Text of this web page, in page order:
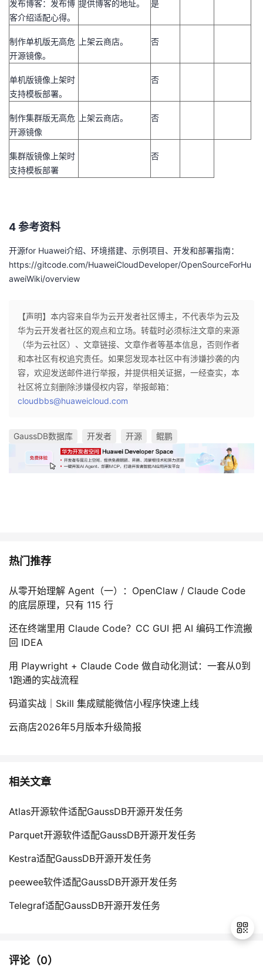
发布博客：发布博
客介绍适配心得。
提供博客的地址。 是
制作单机版无高危
开源镜像。
上架云商店。 否
单机版镜像上架时
支持模板部署。
否
制作集群版无高危
开源镜像
上架云商店。 否
集群版镜像上架时
支持模板部署
否
4 参考资料
开源for Huawei介绍、环境搭建、示例项目、开发和部署指南：
https://gitcode.com/HuaweiCloudDeveloper/OpenSourceForHu
aweiWiki/overview
【声明】本内容来自华为云开发者社区博主，不代表华为云及
华为云开发者社区的观点和立场。转载时必须标注文章的来源
（华为云社区）、文章链接、文章作者等基本信息，否则作者
和本社区有权追究责任。如果您发现本社区中有涉嫌抄袭的内
容，欢迎发送邮件进行举报，并提供相关证据，一经查实，本
社区将立刻删除涉嫌侵权内容，举报邮箱：
cloudbbs@huaweicloud.com
GaussDB数据库 开发者 开源 鲲鹏
热门推荐
从零开始理解 Agent（一）：OpenClaw / Claude Code
的底层原理，只有 115 行
还在终端里用 Claude Code？CC GUI 把 AI 编码工作流搬
回 IDEA
用 Playwright + Claude Code 做自动化测试：一套从0到
1跑通的实战流程
码道实战｜Skill 集成赋能微信小程序快速上线
云商店2026年5月版本升级简报
相关文章
Atlas开源软件适配GaussDB开源开发任务
Parquet开源软件适配GaussDB开源开发任务
Kestra适配GaussDB开源开发任务
peewee软件适配GaussDB开源开发任务
Telegraf适配GaussDB开源开发任务
评论（0）